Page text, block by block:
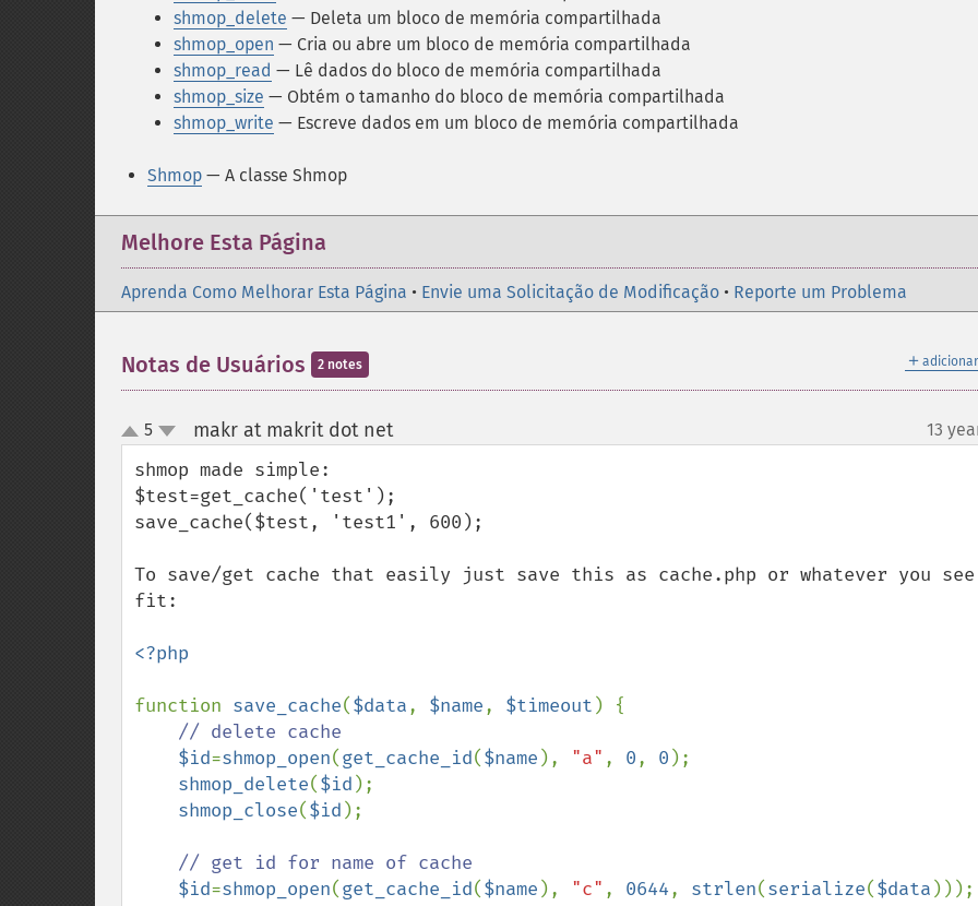
shmop_delete — Deleta um bloco de memória compartilhada
shmop_open — Cria ou abre um bloco de memória compartilhada
shmop_read — Lê dados do bloco de memória compartilhada
shmop_size — Obtém o tamanho do bloco de memória compartilhada
shmop_write — Escreve dados em um bloco de memória compartilhada
Shmop — A classe Shmop
Melhore Esta Página
Aprenda Como Melhorar Esta Página • Envie uma Solicitação de Modificação • Reporte um Problema
＋
Notas de Usuários 2 notes
up
down
5 makr at makrit dot net¶ 13
shmop made simple:
$test=get_cache('test');
save_cache($test, 'test1', 600);
To save/get cache that easily just save this as cache.php or whatever you see
fit:
<?php
function save_cache($data, $name, $timeout ) {
// delete cache
$id=shmop_open(get_cache_id($name ), "a" , 0, 0 );
shmop_delete($id );
shmop_close($id );
// get id for name of cache
$id=shmop_open(get_cache_id($name ), "c" , 0644, strlen(serialize($data )));